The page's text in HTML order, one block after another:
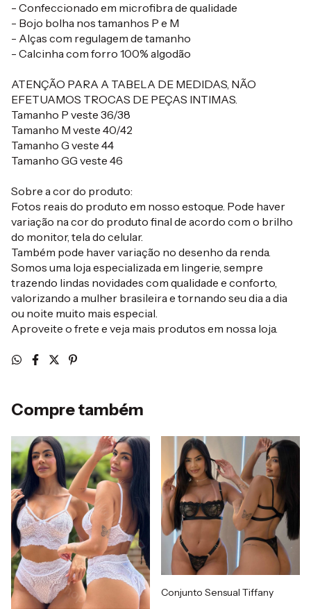
- Confeccionado em microfibra de qualidade
- Bojo bolha nos tamanhos P e M
- Alças com regulagem de tamanho
- Calcinha com forro 100% algodão
ATENÇÃO PARA A TABELA DE MEDIDAS, NÃO
EFETUAMOS TROCAS DE PEÇAS INTIMAS.
Tamanho P veste 36/38
Tamanho M veste 40/42
Tamanho G veste 44
Tamanho GG veste 46
Sobre a cor do produto:
Fotos reais do produto em nosso estoque. Pode haver
variação na cor do produto final de acordo com o brilho
do monitor, tela do celular.
Também pode haver variação no desenho da renda.
Somos uma loja especializada em lingerie, sempre
trazendo lindas novidades com qualidade e conforto,
valorizando a mulher brasileira e tornando seu dia a dia
ou noite muito mais especial.
Aproveite o frete e veja mais produtos em nossa loja.
Compre também
Conjunto Sensual Tiffany